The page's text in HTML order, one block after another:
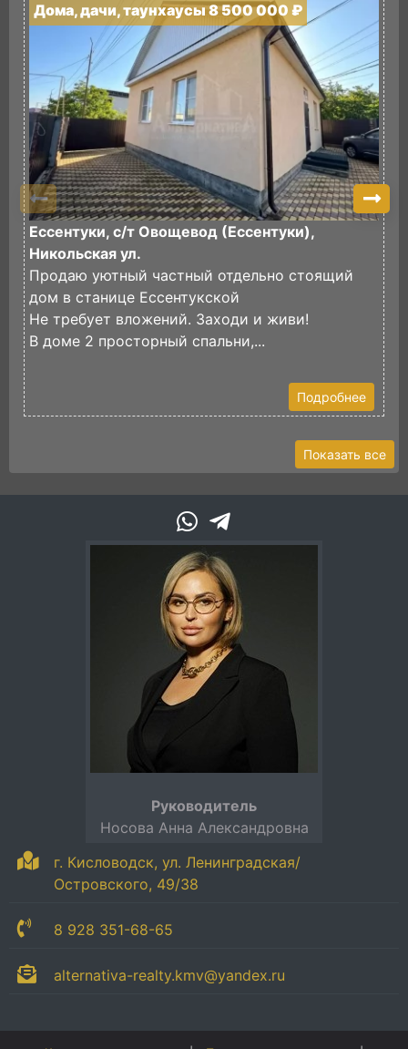
Дома, дачи, таунхаусы 8 500 000 ₽
Ессентуки, с/т Овощевод (Ессентуки),
Никольская ул.
Продаю уютный частный отдельно стоящий
дом в станице Ессентукской
Не требует вложений. Заходи и живи!
В доме 2 просторный спальни,...
Подробнее
Показать все
г. Кисловодск, ул. Ленинградская/
Островского, 49/38
8 928 351-68-65
alternativa-realty.kmv@yandex.ru
Руководитель
Носова Анна Александровна